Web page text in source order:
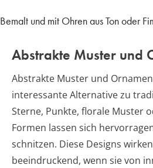
Bemalt und mit Ohren aus Ton oder
Abstrakte Muster und
Abstrakte Muster und
interessante Alternative zu
Sterne, Punkte, florale Muster
Formen lassen sich
schnitzen. Diese Designs
beeindruckend, wenn sie von